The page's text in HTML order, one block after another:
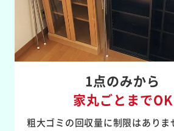
1点のみから
家丸ごとまでOK
粗大ゴミの回収量に制限はありま